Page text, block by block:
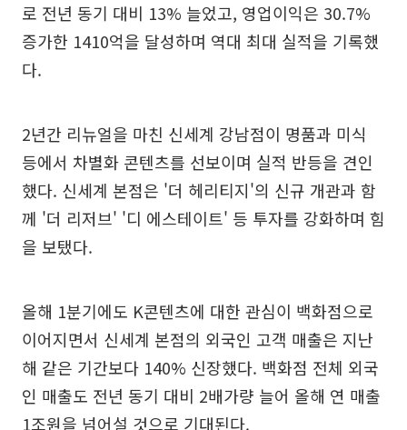
로 전년 동기 대비 13% 늘었고, 영업이익은 30.7%
증가한 1410억을 달성하며 역대 최대 실적을 기록했
다.
2년간 리뉴얼을 마친 신세계 강남점이 명품과 미식
등에서 차별화 콘텐츠를 선보이며 실적 반등을 견인
했다. 신세계 본점은 '더 헤리티지'의 신규 개관과 함
께 '더 리저브' '디 에스테이트' 등 투자를 강화하며 힘
을 보탰다.
올해 1분기에도 K콘텐츠에 대한 관심이 백화점으로
이어지면서 신세계 본점의 외국인 고객 매출은 지난
해 같은 기간보다 140% 신장했다. 백화점 전체 외국
인 매출도 전년 동기 대비 2배가량 늘어 올해 연 매출
1조원을 넘어설 것으로 기대된다.